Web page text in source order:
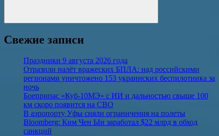
Поиск
Свежие записи
Праздники 9 августа 2026 года
Отразили налёт вражеских БПЛА: над российскими
регионами уничтожено 153 украинских беспилотника за
ночь
Боеприпас «Куб-10МЭ» с ИИ и дальностью свыше 100
км скоро появится на СВО
В аэропорту Уфы сняли ограничения на полеты
Bloomberg: Ким Чен Ын заработал $22 млрд в обход
санкций